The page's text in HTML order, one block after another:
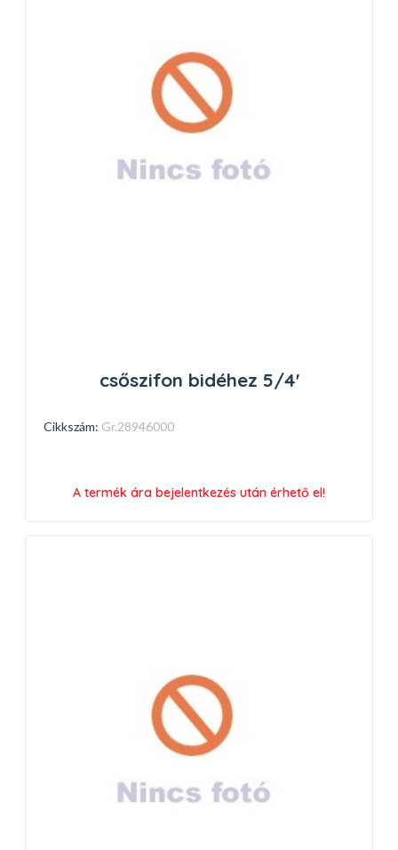
csőszifon bidéhez 5/4'
Cikkszám: Gr.28946000
A termék ára bejelentkezés után érhető el!